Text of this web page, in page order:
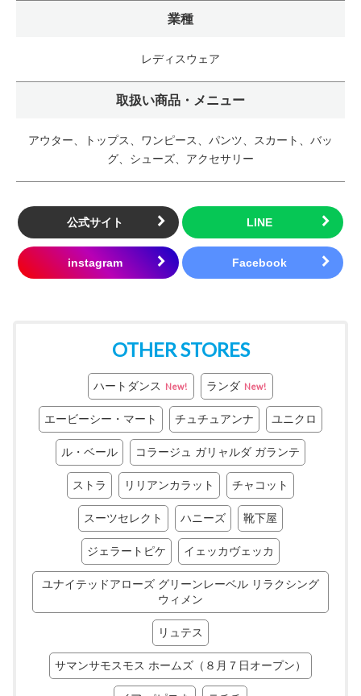
業種
レディスウェア
取扱い商品・メニュー
アウター、トップス、ワンピース、パンツ、スカート、バッ
グ、シューズ、アクセサリー
公式サイト
OTHER STORES
ハートダンス New! ランダ New!
エービーシー・マート チュチュアンナ ユニクロ
ル・ベール コラージュ ガリャルダ ガランテ
ストラ リリアンカラット チャコット
スーツセレクト ハニーズ 靴下屋
ジェラートピケ イェッカヴェッカ
ユナイテッドアローズ グリーンレーベル リラクシング
ウィメン
リュテス
サマンサモスモス ホームズ（８月７日オープン）